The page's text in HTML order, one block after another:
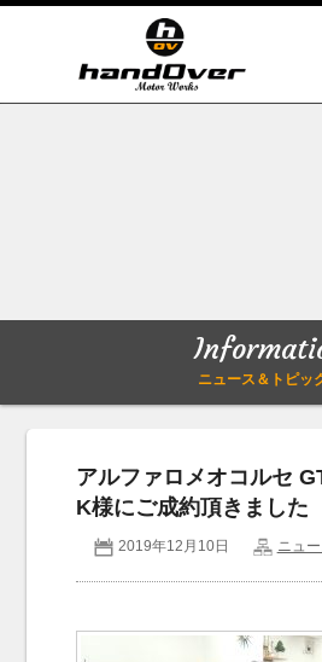
会社概要
アクセス
お問い合わせ
ニュース＆トピッ
アルファロメオコルセ
K様にご成約頂きました
2019年12月10日 ニュ